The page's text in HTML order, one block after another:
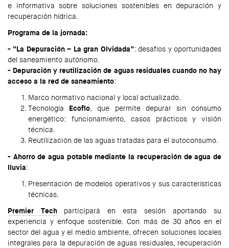
e informativa sobre soluciones sostenibles en depuración y
recuperación hídrica.
Programa de la jornada:
- “La Depuración – La gran Olvidada”: desafíos y oportunidades
del saneamiento autónomo.
- Depuración y reutilización de aguas residuales cuando no hay
acceso a la red de saneamiento:
Marco normativo nacional y local actualizado.
Tecnología Ecoflo , que permite depurar sin consumo
energético: funcionamiento, casos prácticos y visión
técnica.
Reutilización de las aguas tratadas para el autoconsumo.
- Ahorro de agua potable mediante la recuperación de agua de
lluvia:
Presentación de modelos operativos y sus características
técnicas.
Premier Tech participará en esta sesión aportando su
experiencia y enfoque sostenible. Con más de 30 años en el
sector del agua y el medio ambiente, ofrecen soluciones locales
integrales para la depuración de aguas residuales, recuperación